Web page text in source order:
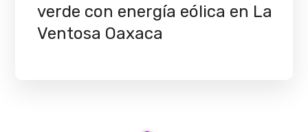
verde con energía eólica en La
Ventosa Oaxaca